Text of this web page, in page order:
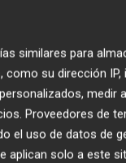
precisa la
existir una
similares para
su dirección
medir
Proveedores de
el uso de datos de
aplican solo a este